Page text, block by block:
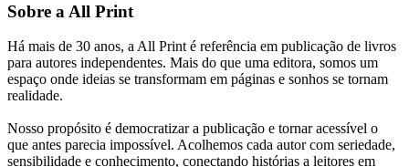
Sobre a All Print
Há mais de 30 anos, a All Print é referência em publicação de livros
para autores independentes. Mais do que uma editora, somos um
espaço onde ideias se transformam em páginas e sonhos se tornam
realidade.
Nosso propósito é democratizar a publicação e tornar acessível o
que antes parecia impossível. Acolhemos cada autor com seriedade,
sensibilidade e conhecimento, conectando histórias a leitores em